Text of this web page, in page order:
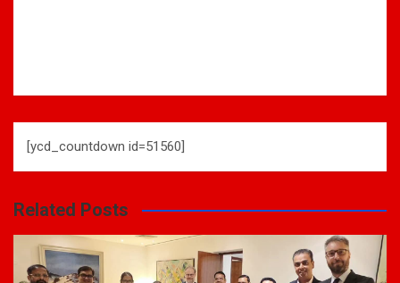
[ycd_countdown id=51560]
Related Posts